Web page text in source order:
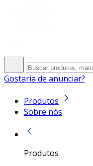
Gostaria de anunciar?
Produtos
Sobre nós
Produtos